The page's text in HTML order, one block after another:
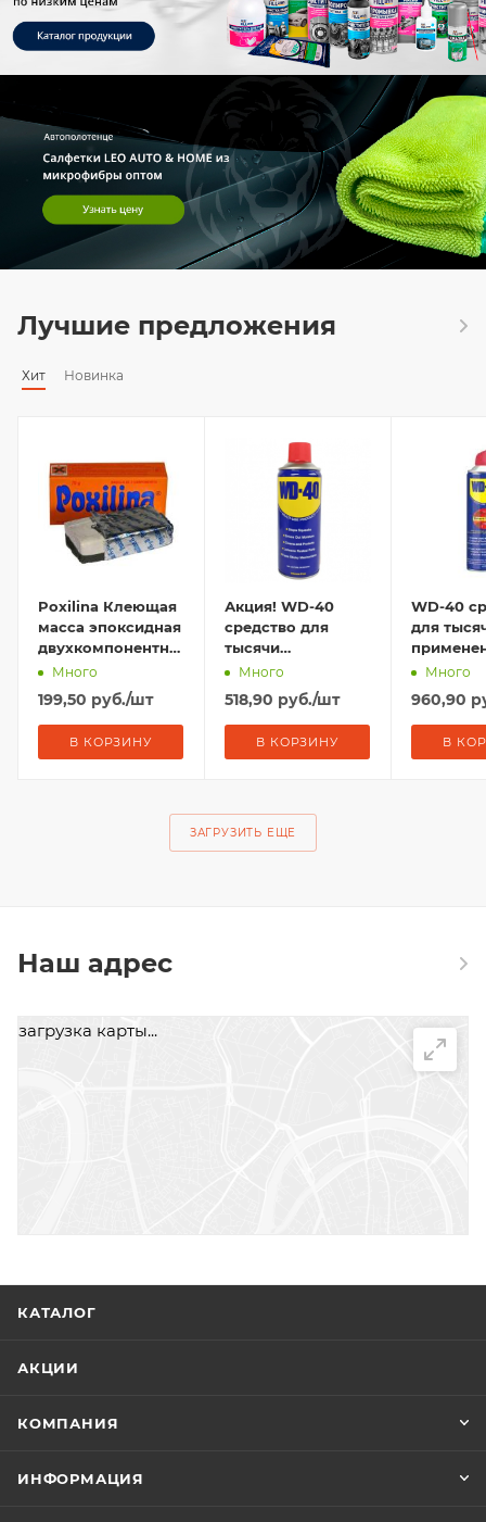
Лучшие предложения
Хит Новинка
Poxilina Клеющая
масса эпоксидная
двухкомпонентная,
70грМного
199,50 руб./шт
В КОРЗИНУ
Акция! WD-40
средство для
тысячи
применений, 330
мл годен до 2029
Много
518,90 руб./шт
В КОРЗИНУ
WD-40
для
млМного
960,90
В
ЗАГРУЗИТЬ ЕЩЕ
Наш адрес
загрузка карты...
КАТАЛОГ
АКЦИИ
КОМПАНИЯ
ИНФОРМАЦИЯ